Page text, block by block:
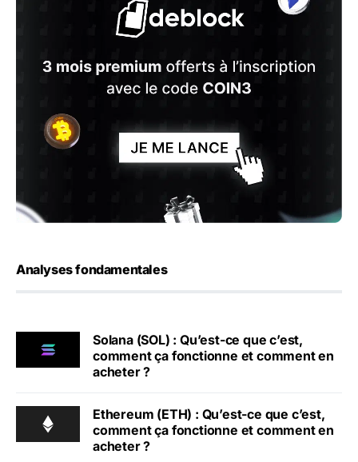
Analyses fondamentales
Solana (SOL) : Qu’est-ce que c’est,
comment ça fonctionne et comment en
acheter ?
Ethereum (ETH) : Qu’est-ce que c’est,
comment ça fonctionne et comment en
acheter ?